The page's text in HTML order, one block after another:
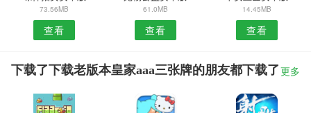
73.56MB
查看
61.0MB
查看
14.45MB
查看
下载了下载老版本皇家aaa三张牌的朋友都下载了 更多